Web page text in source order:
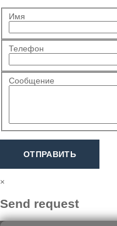
Имя
Телефон
Сообщение
ОТПРАВИТЬ
×
Send request